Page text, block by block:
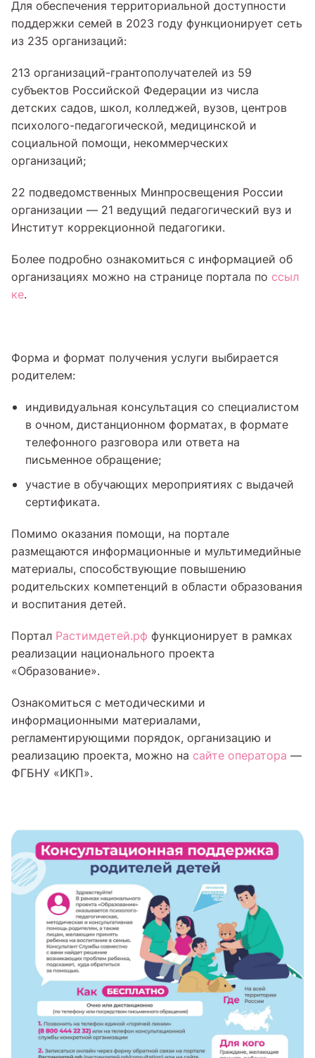
Для обеспечения территориальной доступности
поддержки семей в 2023 году функционирует сеть
из 235 организаций:
213 организаций-грантополучателей из 59
субъектов Российской Федерации из числа
детских садов, школ, колледжей, вузов, центров
психолого-педагогической, медицинской и
социальной помощи, некоммерческих
организаций;
22 подведомственных Минпросвещения России
организации — 21 ведущий педагогический вуз и
Институт коррекционной педагогики.
Более подробно ознакомиться с информацией об
организациях можно на странице портала по ссыл
ке.
Форма и формат получения услуги выбирается
родителем:
индивидуальная консультация со специалистом
в очном, дистанционном форматах, в формате
телефонного разговора или ответа на
письменное обращение;
участие в обучающих мероприятиях с выдачей
сертификата.
Помимо оказания помощи, на портале
размещаются информационные и мультимедийные
материалы, способствующие повышению
родительских компетенций в области образования
и воспитания детей.
Портал Растимдетей.рф функционирует в рамках
реализации национального проекта
«Образование».
Ознакомиться с методическими и
информационными материалами,
регламентирующими порядок, организацию и
реализацию проекта, можно на сайте оператора —
ФГБНУ «ИКП».